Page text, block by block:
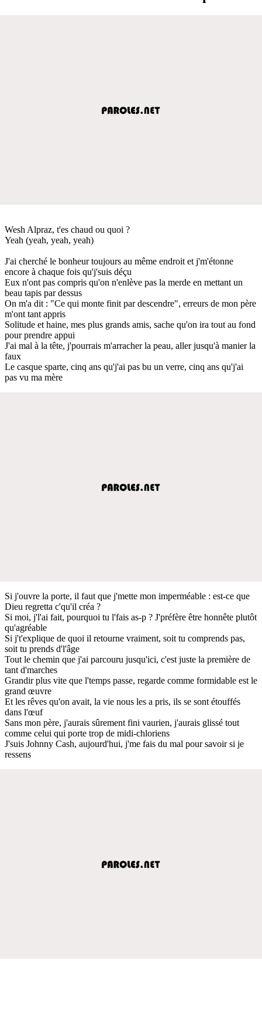
Wesh Alpraz, t'es chaud ou quoi ?
Yeah (yeah, yeah, yeah)
J'ai cherché le bonheur toujours au même endroit et j'm'étonne
encore à chaque fois qu'j'suis déçu
Eux n'ont pas compris qu'on n'enlève pas la merde en mettant un
beau tapis par dessus
On m'a dit : "Ce qui monte finit par descendre", erreurs de mon père
m'ont tant appris
Solitude et haine, mes plus grands amis, sache qu'on ira tout au fond
pour prendre appui
J'ai mal à la tête, j'pourrais m'arracher la pеau, aller jusqu'à manier la
faux
Le casquе sparte, cinq ans qu'j'ai pas bu un verre, cinq ans qu'j'ai
pas vu ma mère
Si j'ouvre la porte, il faut que j'mette mon imperméable : est-ce que
Dieu regretta c'qu'il créa ?
Si moi, j'l'ai fait, pourquoi tu l'fais as-p ? J'préfère être honnête plutôt
qu'agréable
Si j't'explique de quoi il retourne vraiment, soit tu comprends pas,
soit tu prends d'l'âge
Tout le chemin que j'ai parcouru jusqu'ici, c'est juste la première de
tant d'marches
Grandir plus vite que l'temps passe, regarde comme formidable est le
grand œuvre
Et les rêves qu'on avait, la vie nous les a pris, ils se sont étouffés
dans l'œuf
Sans mon père, j'aurais sûrement fini vaurien, j'aurais glissé tout
comme celui qui porte trop de midi-chloriens
J'suis Johnny Cash, aujourd'hui, j'me fais du mal pour savoir si je
ressens